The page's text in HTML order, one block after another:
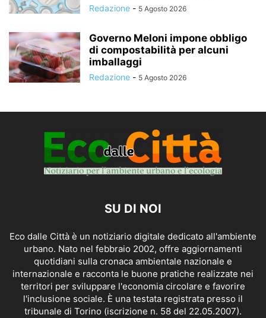
Redazione - 5 Agosto 2026
Governo Meloni impone obbligo
di compostabilità per alcuni
imballaggi
Redazione - 5 Agosto 2026
SU DI NOI
Eco dalle Città è un notiziario digitale dedicato all'ambiente
urbano. Nato nel febbraio 2002, offre aggiornamenti
quotidiani sulla cronaca ambientale nazionale e
internazionale e racconta le buone pratiche realizzate nei
territori per sviluppare l'economia circolare e favorire
l'inclusione sociale. È una testata registrata presso il
tribunale di Torino (iscrizione n. 58 del 22.05.2007).